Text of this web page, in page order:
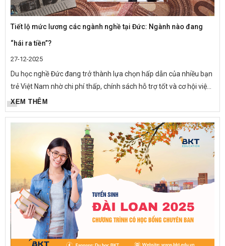
Tiết lộ mức lương các ngành nghề tại Đức: Ngành nào đang
“hái ra tiền”?
27-12-2025
Du học nghề Đức đang trở thành lựa chọn hấp dẫn của nhiều bạn
trẻ Việt Nam nhờ chi phí thấp, chính sách hỗ trợ tốt và cơ hội việc
làm – định cư lâu dài. Một trong những yếu tố được quan tâm...
XEM THÊM